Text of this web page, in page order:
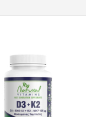
το προϊόν έχει